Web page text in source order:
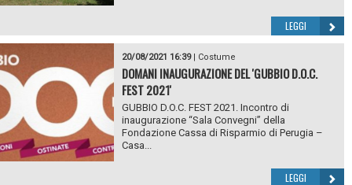
LEGGI
20/08/2021 16:39| Costume
DOMANI INAUGURAZIONE DEL 'GUBBIO D.O.C.
FEST 2021'
GUBBIO D.O.C. FEST 2021. Incontro di
inaugurazione “Sala Convegni” della
Fondazione Cassa di Risparmio di Perugia –
Casa...
LEGGI